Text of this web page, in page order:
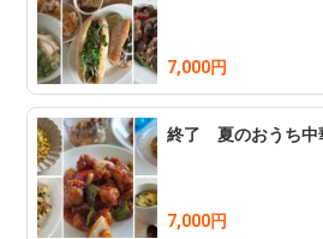
7,000円
終了 夏のおうち中
7,000円